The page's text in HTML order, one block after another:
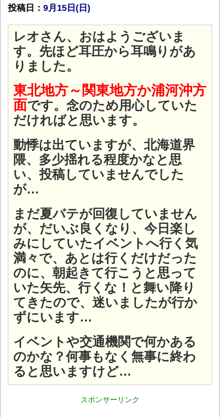
投稿日： 9月15日(日 )
レオさん、おはようございま
す。先ほど耳圧から耳鳴りがあ
りました。
東北地方～関東地方か浦河沖方
面です。念のため用心していた
だければと思います。
動悸は出ていますが、北海道界
隈、多少揺れる程度かなと思
い、投稿していませんでした
が…
まだ夏バテが回復していません
が、だいぶ良くなり、今日楽し
みにしていたイベントへ行く気
満々で、あとは行くだけだった
のに、朝起きて行こうと思って
いた矢先、行くな！と舞い降り
てきたので、迷いましたが行か
ずにいます…
イベントや交通機関で何かある
のかな？何事もなく無事に終わ
ると思いますけど…
スポンサーリンク